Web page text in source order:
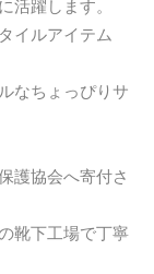
活躍します。
イルアイテム
なちょっぴりサ
護協会へ寄付さ
靴下工場で丁寧